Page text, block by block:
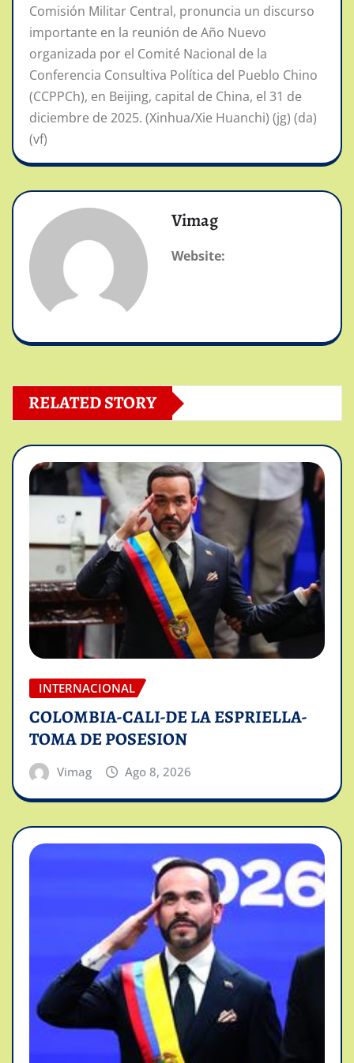
Comisión Militar Central, pronuncia un discurso
importante en la reunión de Año Nuevo
organizada por el Comité Nacional de la
Conferencia Consultiva Política del Pueblo Chino
(CCPPCh), en Beijing, capital de China, el 31 de
diciembre de 2025. (Xinhua/Xie Huanchi) (jg) (da)
(vf)
Vimag
Website:
RELATED STORY
INTERNACIONAL
COLOMBIA-CALI-DE LA ESPRIELLA-
TOMA DE POSESION
Vimag Ago 8, 2026